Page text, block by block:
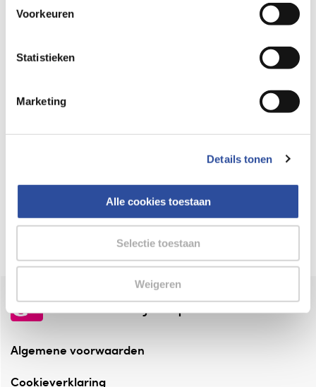
gegevensverwerking staat in de
Privacyverklaring
Voorkeuren
Statistieken
Marketing
Details tonen
Alle cookies toestaan
Selectie toestaan
Weigeren
Online aanbieder medicijnen
webshop mag verkopen.
⁠Verantwoorde zorg, ⁠ook online.
Altijd onze folder bij de hand
Check onze folders ⁠bij AlleFolders.
de vriendelijke specialist
Algemene voorwaarden
Cookieverklaring